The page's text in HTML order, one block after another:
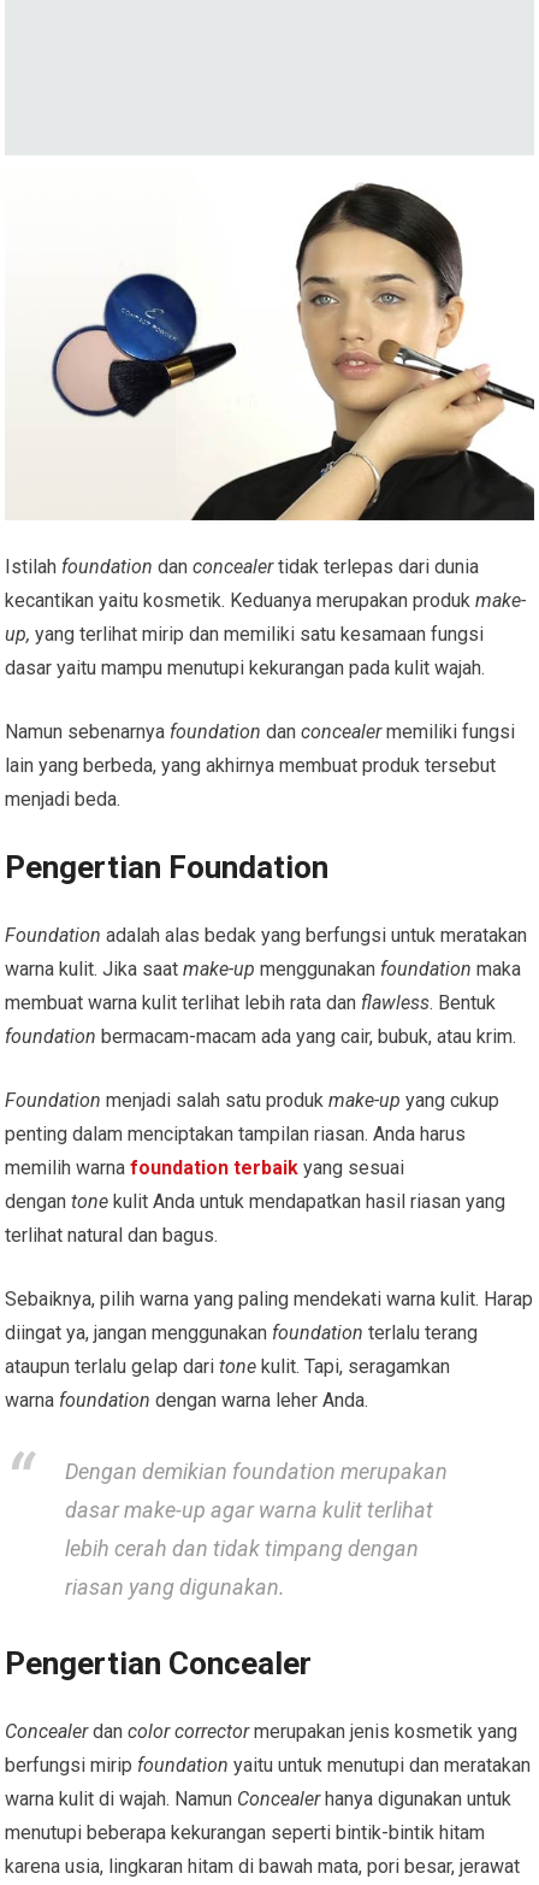
Istilah foundation danconcealertidak terlepas dari dunia
kecantikan yaitu kosmetik. Keduanya merupakan produkmake-
up,yang terlihat mirip dan memiliki satu kesamaan fungsi
dasar yaitu mampu menutupi kekurangan pada kulit wajah.
Namun sebenarnya foundation danconcealermemiliki fungsi
lain yang berbeda, yang akhirnya membuat produk tersebut
menjadi beda.
Pengertian Foundation
Foundationadalah alas bedak yang berfungsi untuk meratakan
warna kulit. Jika saatmake-up menggunakan foundationmaka
membuat warna kulit terlihat lebih rata dan flawless. Bentuk
foundation bermacam-macam ada yang cair, bubuk, atau krim.
Foundation menjadi salah satu produkmake-up yang cukup
penting dalam menciptakan tampilan riasan. Anda harus
memilih warnafoundation terbaik yang sesuai
dengantonekulit Anda untuk mendapatkan hasil riasan yang
terlihat natural dan bagus.
Sebaiknya, pilih warna yang paling mendekati warna kulit. Harap
diingat ya, jangan menggunakan foundation terlalu terang
ataupun terlalu gelap daritonekulit. Tapi, seragamkan
warna foundationdengan warna leher Anda.
Dengan demikian foundation merupakan
dasarmake-up agar warna kulit terlihat
lebih cerah dan tidak timpang dengan
riasan yang digunakan.
Pengertian Concealer
Concealerdancolor correctormerupakan jenis kosmetik yang
berfungsi mirip foundationyaitu untuk menutupi dan meratakan
warna kulit di wajah. Namun Concealerhanya digunakan untuk
menutupi beberapa kekurangan seperti bintik-bintik hitam
karena usia, lingkaran hitam di bawah mata, pori besar, jerawat